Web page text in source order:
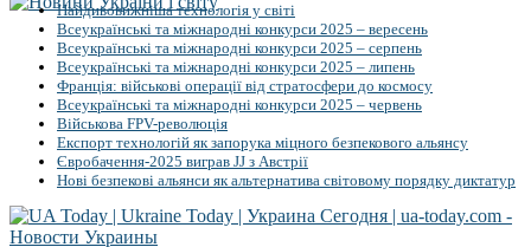
Найдивовижніша технологія у світі
Всеукраїнські та міжнародні конкурси 2025 – вересень
Всеукраїнські та міжнародні конкурси 2025 – серпень
Всеукраїнські та міжнародні конкурси 2025 – липень
Франція: військові операції від стратосфери до космосу
Всеукраїнські та міжнародні конкурси 2025 – червень
Військова FPV-революція
Експорт технологій як запорука міцного безпекового альянсу
Євробачення-2025 виграв JJ з Австрії
Нові безпекові альянси як альтернатива світовому порядку диктатур